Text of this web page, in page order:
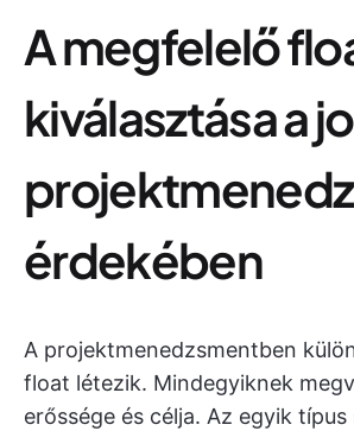
A megfelelő
kiválasztása a
érdekében
A projektmenedzsmentben
float létezik. Mindegyiknek
erőssége és célja. Az egyik